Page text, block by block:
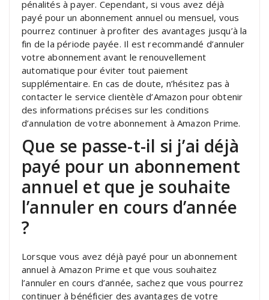
pénalités à payer. Cependant, si vous avez déjà
payé pour un abonnement annuel ou mensuel, vous
pourrez continuer à profiter des avantages jusqu’à la
fin de la période payée. Il est recommandé d’annuler
votre abonnement avant le renouvellement
automatique pour éviter tout paiement
supplémentaire. En cas de doute, n’hésitez pas à
contacter le service clientèle d’Amazon pour obtenir
des informations précises sur les conditions
d’annulation de votre abonnement à Amazon Prime.
Que se passe-t-il si j’ai déjà
payé pour un abonnement
annuel et que je souhaite
l’annuler en cours d’année
?
Lorsque vous avez déjà payé pour un abonnement
annuel à Amazon Prime et que vous souhaitez
l’annuler en cours d’année, sachez que vous pourrez
continuer à bénéficier des avantages de votre